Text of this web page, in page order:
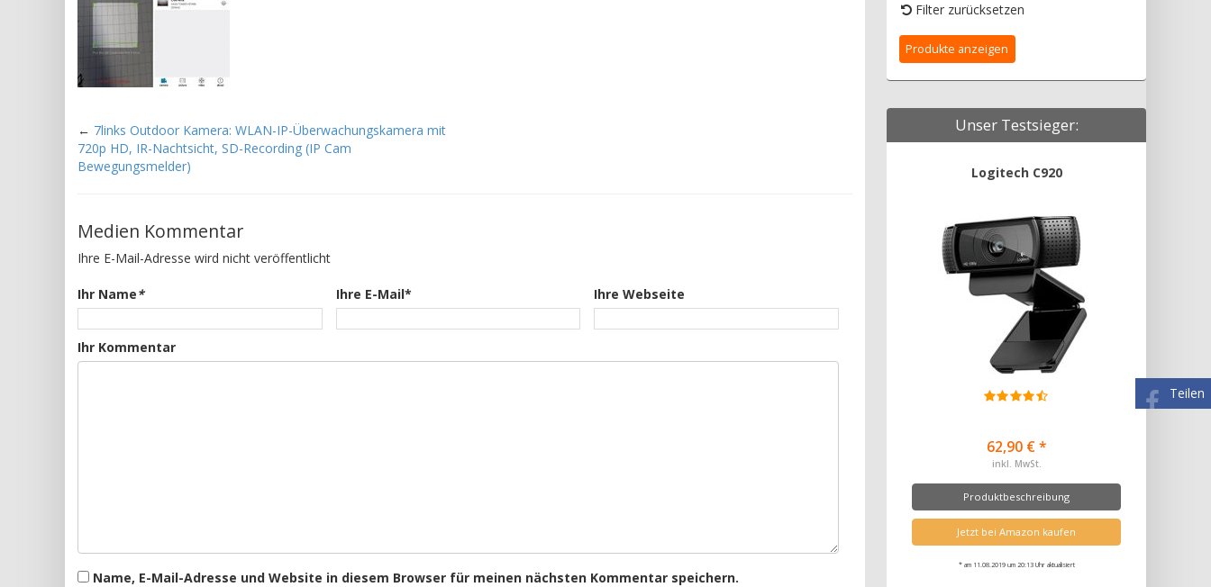
Teilen
← 7links Outdoor Kamera: WLAN-IP-Überwachungskamera mit
720p HD, IR-Nachtsicht, SD-Recording (IP Cam
Bewegungsmelder)
Medien Kommentar
Ihre E-Mail-Adresse wird nicht veröffentlicht
Ihr Name* Ihre E-Mail* Ihre Webseite
Ihr Kommentar
Name, E-Mail-Adresse und Website in diesem Browser für meinen nächsten Kommentar speichern.
Filter zurücksetzen
Unser Testsieger:
Logitech C920
62,90 € *
inkl. MwSt.
Produktbeschreibung
Jetzt bei Amazon kaufen
* am 11.08.2019 um 20:13 Uhr aktualisiert